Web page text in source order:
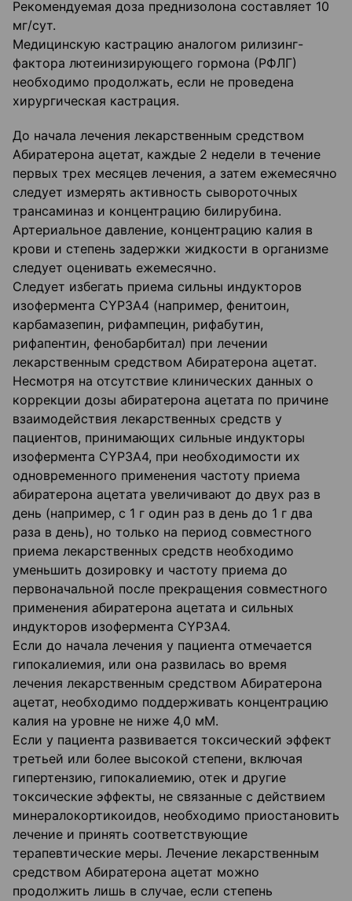
Рекомендуемая доза преднизолона составляет 10
мг/сут.
Медицинскую кастрацию аналогом рилизинг-
фактора лютеинизирующего гормона (РФЛГ)
необходимо продолжать, если не проведена
хирургическая кастрация.
До начала лечения лекарственным средством
Абиратерона ацетат, каждые 2 недели в течение
первых трех месяцев лечения, а затем ежемесячно
следует измерять активность сывороточных
трансаминаз и концентрацию билирубина.
Артериальное давление, концентрацию калия в
крови и степень задержки жидкости в организме
следует оценивать ежемесячно.
Следует избегать приема сильны индукторов
изофермента СYРЗА4 (например, фенитоин,
карбамазепин, рифампецин, рифабутин,
рифапентин, фенобарбитал) при лечении
лекарственным средством Абиратерона ацетат.
Несмотря на отсутствие клинических данных о
коррекции дозы абиратерона ацетата по причине
взаимодействия лекарственных средств у
пациентов, принимающих сильные индукторы
изофермента СYРЗА4, при необходимости их
одновременного применения частоту приема
абиратерона ацетата увеличивают до двух раз в
день (например, с 1 г один раз в день до 1 г два
раза в день), но только на период совместного
приема лекарственных средств необходимо
уменьшить дозировку и частоту приема до
первоначальной после прекращения совместного
применения абиратерона ацетата и сильных
индукторов изофермента СYРЗА4.
Если до начала лечения у пациента отмечается
гипокалиемия, или она развилась во время
лечения лекарственным средством Абиратерона
ацетат, необходимо поддерживать концентрацию
калия на уровне не ниже 4,0 мМ.
Если у пациента развивается токсический эффект
третьей или более высокой степени, включая
гипертензию, гипокалиемию, отек и другие
токсические эффекты, не связанные с действием
минералокортикоидов, необходимо приостановить
лечение и принять соответствующие
терапевтические меры. Лечение лекарственным
средством Абиратерона ацетат можно
продолжить лишь в случае, если степень